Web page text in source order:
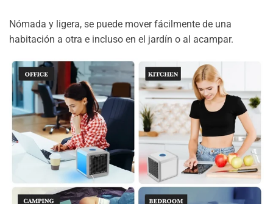
Nómada y ligera, se puede mover fácilmente de una
habitación a otra e incluso en el jardín o al acampar.